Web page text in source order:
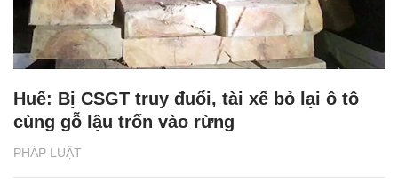
PHÁP LUẬT
Huế: Bị CSGT truy đuổi, tài xế bỏ lại ô tô
cùng gỗ lậu trốn vào rừng